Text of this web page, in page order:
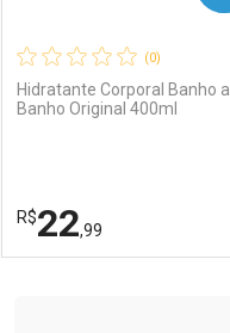
Comprar sem Desconto
Por R$ 22,99/cada
Por R$ 22,99/cada
(0)
Hidratante Corporal Banho a
Banho Original 400ml
R$22,99